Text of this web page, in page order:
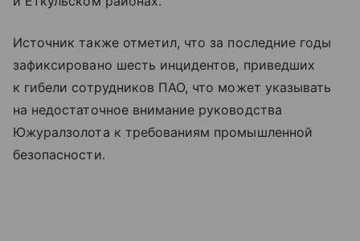
Источник также отметил, что за последние годы
зафиксировано шесть инцидентов, приведших
к гибели сотрудников ПАО, что может указывать
на недостаточное внимание руководства
Южуралзолота к требованиям промышленной
безопасности.